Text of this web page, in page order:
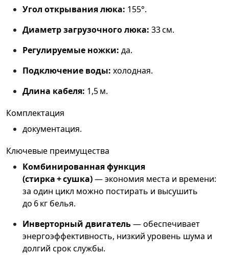
Угол открывания люка: 155°.
Диаметр загрузочного люка: 33 см.
Регулируемые ножки: да.
Подключение воды: холодная.
Длина кабеля: 1,5 м.
Комплектация
документация.
Ключевые преимущества
Комбинированная функция
(стирка + сушка)— экономия места и времени:
за один цикл можно постирать и высушить
до 6 кг белья.
Инверторный двигатель— обеспечивает
энергоэффективность, низкий уровень шума и
долгий срок службы.